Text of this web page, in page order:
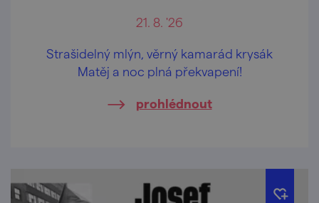
21. 8. '26
Strašidelný mlýn, věrný kamarád krysák
Matěj a noc plná překvapení!
prohlédnout